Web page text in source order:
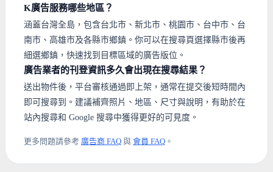
K廣告服務哪些地區？
涵蓋台灣全島，包含台北市、新北市、桃園市、台中市、台
南市、高雄市及各縣市鄉鎮。你可以在搜尋頁選擇縣市後再
細選鄉鎮，快速找到目標區域的廣告版位。
廣告業者的刊登資訊多久會出現在搜尋結果？
送出物件後，平台審核通過即上架，通常在提交後短時間內
即可搜尋到。建議補齊照片、地區、尺寸與說明，有助於在
站內搜尋和 Google 搜尋中獲得更好的可見度。
更多問題請參考 廣告商 FAQ 與 會員 FAQ 。